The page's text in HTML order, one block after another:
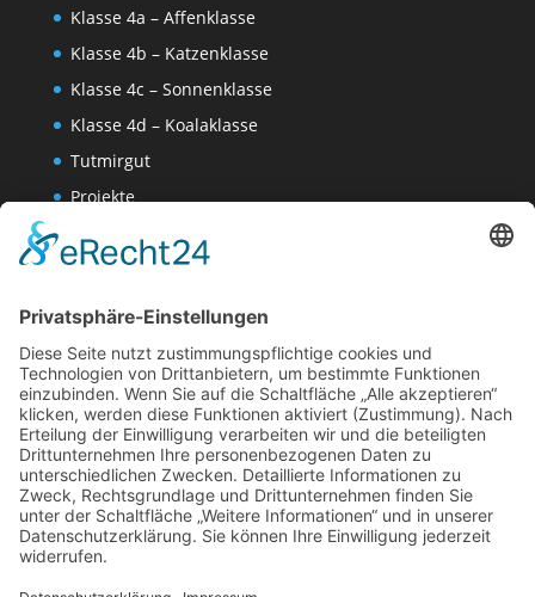
Klasse 4a – Affenklasse
Klasse 4b – Katzenklasse
Klasse 4c – Sonnenklasse
Klasse 4d – Koalaklasse
Tutmirgut
Projekte
Wissenschaften-AG
Datenschutzerklärung
Website Administration